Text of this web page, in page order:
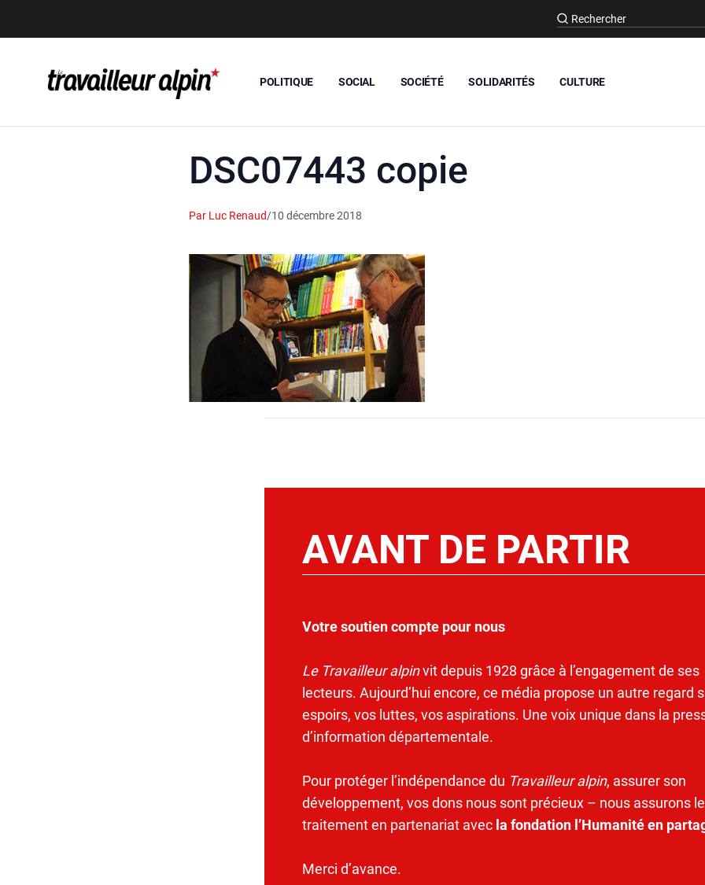
POLITIQUE SOCIAL SOCIÉTÉ SOLIDARITÉS CULTURE
DSC07443 copie
Par Luc Renaud/10 décembre 2018
AVANT DE PARTIR
Votre soutien compte pour nous
Le Travailleur alpinvit depuis 1928 grâce à l’engagement de ses
lecteurs. Aujourd’hui encore, ce média propose un autre regard
espoirs, vos luttes, vos aspirations. Une voix unique dans la
d’information départementale.
Pour protéger l’indépendance du Travailleur alpin, assurer son
développement, vos dons nous sont précieux – nous assurons
traitement en partenariat avec la fondation l’Humanité en
Merci d’avance.